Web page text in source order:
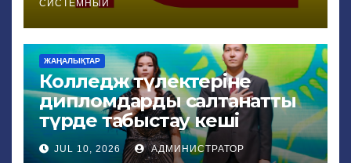
СИСТЕМНЫЙ
ЖАҢАЛЫҚТАР
Колледж түлектеріне
дипломдарды салтанатты
түрде табыстау кеші
JUL 10, 2026 АДМИНИСТРАТОР